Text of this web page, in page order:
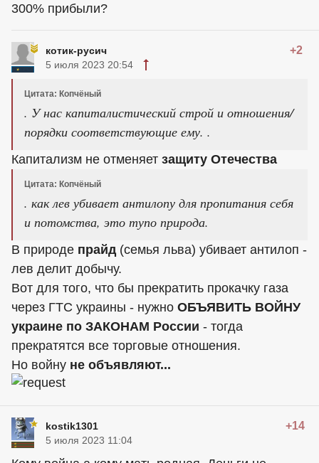
300% прибыли?
котик-русич +2
5 июля 2023 20:54
Цитата: Копчёный
. У нас капиталистический строй и отношения/
порядки соответствующие ему. .
Капитализм не отменяет защиту Отечества
Цитата: Копчёный
. как лев убивает антилопу для пропитания себя
и потомства, это тупо природа.
В природе прайд (семья льва) убивает антилоп -
лев делит добычу.
Вот для того, что бы прекратить прокачку газа
через ГТС украины - нужно ОБЪЯВИТЬ ВОЙНУ
украине по ЗАКОНАМ России - тогда
прекратятся все торговые отношения.
Но войну не объявляют...
kostik1301 +14
5 июля 2023 11:04